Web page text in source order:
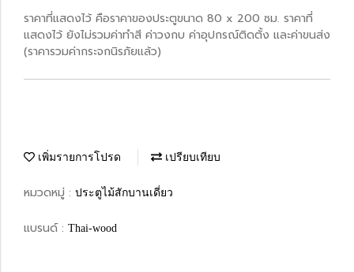
ราคาที่แสดงไว้ คือราคาของประตูขนาด 80 x 200 ซม. ราคาที่
แสดงไว้ ยังไม่รวมค่าทำสี ค่าวงกบ ค่าอุปกรณ์ติดตั้ง และค่าขนส่ง
(ราคารวมค่ากระจกนิรภัยแล้ว)
เพิ่มรายการโปรด เปรียบเทียบ
หมวดหมู่ : ประตูไม้สักบานเดี่ยว
แบรนด์ : Thai-wood